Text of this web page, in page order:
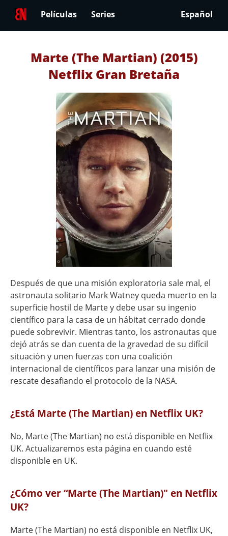
Películas Series Español
Marte (The Martian) (2015)
Netflix Gran Bretaña
Después de que una misión exploratoria sale mal, el
astronauta solitario Mark Watney queda muerto en la
superficie hostil de Marte y debe usar su ingenio
científico para la casa de un hábitat cerrado donde
puede sobrevivir. Mientras tanto, los astronautas que
dejó atrás se dan cuenta de la gravedad de su difícil
situación y unen fuerzas con una coalición
internacional de científicos para lanzar una misión de
rescate desafiando el protocolo de la NASA.
¿Está Marte (The Martian) en Netflix UK?
No, Marte (The Martian) no está disponible en Netflix
UK. Actualizaremos esta página en cuando esté
disponible en UK.
¿Cómo ver “Marte (The Martian)" en Netflix
UK?
Marte (The Martian) no está disponible en Netflix UK,